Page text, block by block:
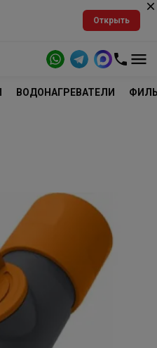
Открыть
ВОДОНАГРЕВАТЕЛИ